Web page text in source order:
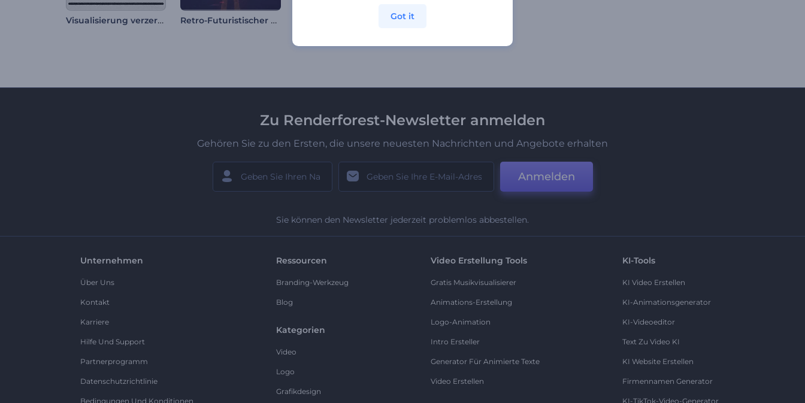
Visualisierung verzerrter Audiospektren Retro-Futuristischer Musik-Visualisierer Hypnotische Wellen Visualizer
Zu Renderforest-Newsletter anmelden
Gehören Sie zu den Ersten, die unsere neuesten Nachrichten und Angebote erhalten
Anmelden
Sie können den Newsletter jederzeit problemlos abbestellen.
Unternehmen
Über Uns
Kontakt
Karriere
Hilfe Und Support
Partnerprogramm
Datenschutzrichtlinie
Bedingungen Und Konditionen
Ressourcen
Branding-Werkzeug
Blog
Kategorien
Video
Logo
Grafikdesign
Video Erstellung Tools
Gratis Musikvisualisierer
Animations-Erstellung
Logo-Animation
Intro Ersteller
Generator Für Animierte Texte
Video Erstellen
KI-Tools
KI Video Erstellen
KI-Animationsgenerator
KI-Videoeditor
Text Zu Video KI
KI Website Erstellen
Firmennamen Generator
KI-TikTok-Video-Generator
Got it